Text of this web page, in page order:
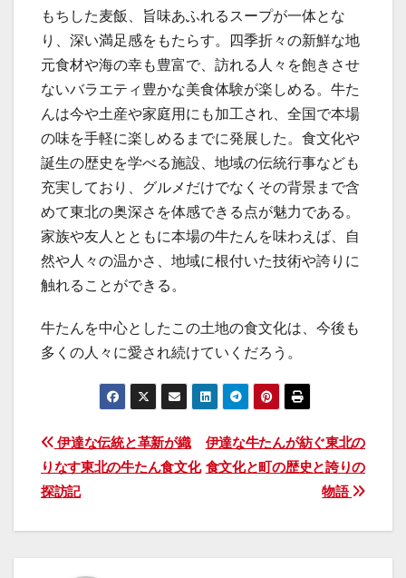
もちした麦飯、旨味あふれるスープが一体とな
り、深い満足感をもたらす。四季折々の新鮮な地
元食材や海の幸も豊富で、訪れる人々を飽きさせ
ないバラエティ豊かな美食体験が楽しめる。牛た
んは今や土産や家庭用にも加工され、全国で本場
の味を手軽に楽しめるまでに発展した。食文化や
誕生の歴史を学べる施設、地域の伝統行事なども
充実しており、グルメだけでなくその背景まで含
めて東北の奥深さを体感できる点が魅力である。
家族や友人とともに本場の牛たんを味わえば、自
然や人々の温かさ、地域に根付いた技術や誇りに
触れることができる。
牛たんを中心としたこの土地の食文化は、今後も
多くの人々に愛され続けていくだろう。
投
稿
ナ
伊達な牛たんが紡ぐ東北の
食文化と町の歴史と誇りの
物語
伊達な伝統と革新が織
りなす東北の牛たん食文化
探訪記